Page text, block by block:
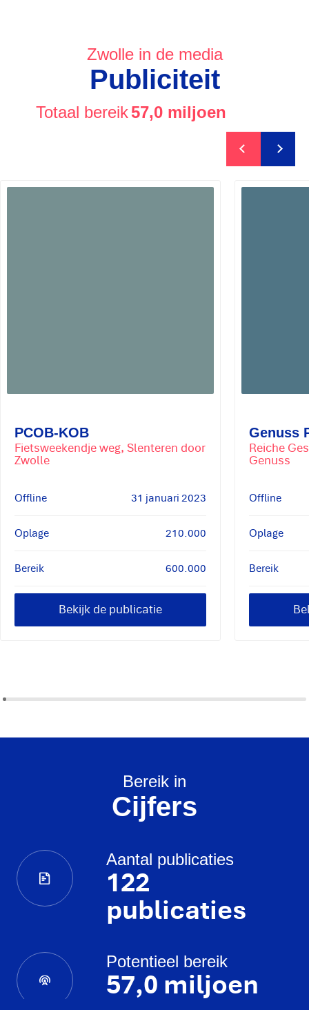
Zwolle in de media
Publiciteit
Totaal bereik57,0 miljoen
PCOB-KOB
Fietsweekendje weg, Slenteren door
Zwolle
Offline 31 januari 2023
Oplage 210.000
Bereik 600.000
Bekijk de publicatie
Genuss
Reiche
Genuss
Offline
Oplage
Bereik
Bereik in
Cijfers
Aantal publicaties
122
publicaties
Potentieel bereik
57,0 miljoen